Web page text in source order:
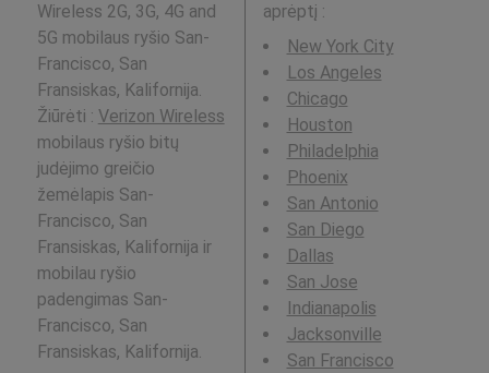
Wireless 2G, 3G, 4G and
5G mobilaus ryšio San-
Francisco, San
Fransiskas, Kalifornija.
Žiūrėti : Verizon Wireless
mobilaus ryšio bitų
judėjimo greičio
žemėlapis San-
Francisco, San
Fransiskas, Kalifornija ir
mobilau ryšio
padengimas San-
Francisco, San
Fransiskas, Kalifornija.
aprėptį :
New York City
Los Angeles
Chicago
Houston
Philadelphia
Phoenix
San Antonio
San Diego
Dallas
San Jose
Indianapolis
Jacksonville
San Francisco